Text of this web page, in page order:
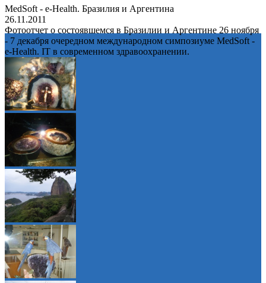
MedSoft - e-Health. Бразилия и Аргентина
26.11.2011
Фотоотчет о состоявшемся в Бразилии и Аргентине 26 ноября
- 7 декабря очередном международном симпозиуме MedSoft -
e-Health. IT в современном здравоохранении.